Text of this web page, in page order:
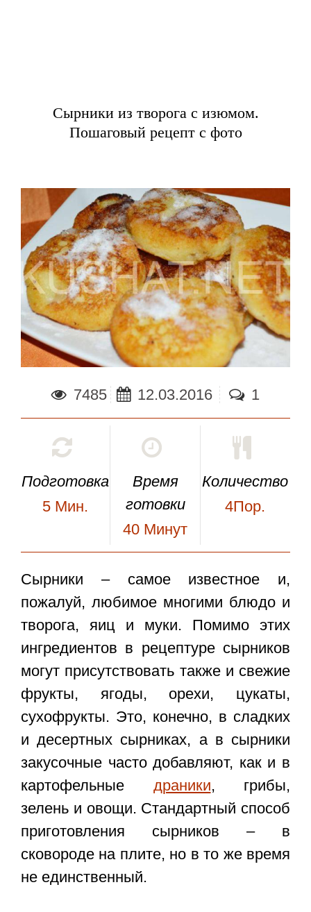
Сырники из творога с изюмом.
Пошаговый рецепт с фото
7485 12.03.2016 1
Подготовка
5 Мин.
Время
готовки
40 Минут
Количество
4Пор.
Сырники – самое известное и,
пожалуй, любимое многими блюдо и
творога, яиц и муки. Помимо этих
ингредиентов в рецептуре сырников
могут присутствовать также и свежие
фрукты, ягоды, орехи, цукаты,
сухофрукты. Это, конечно, в сладких
и десертных сырниках, а в сырники
закусочные часто добавляют, как и в
картофельные драники, грибы,
зелень и овощи. Стандартный способ
приготовления сырников – в
сковороде на плите, но в то же время
не единственный.